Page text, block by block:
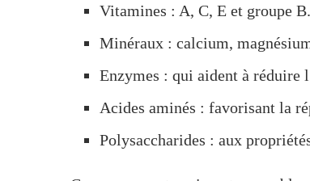
Vitamines : A, C, E et groupe B.
Minéraux : calcium,
Enzymes : qui aident à réduire
Acides aminés : favorisant la
Polysaccharides : aux